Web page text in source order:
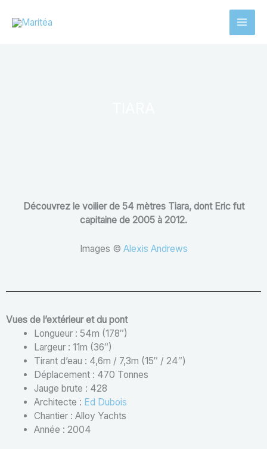
Découvrez le voilier de 54 mètres Tiara, dont Eric fut
capitaine de 2005 à 2012.
Images © Alexis Andrews
Vues de l’extérieur et du pont
Longueur : 54m (178″)
Largeur : 11m (36″)
Tirant d’eau : 4,6m / 7,3m (15″ / 24″)
Déplacement : 470 Tonnes
Jauge brute : 428
Architecte : Ed Dubois
Chantier : Alloy Yachts
Année : 2004